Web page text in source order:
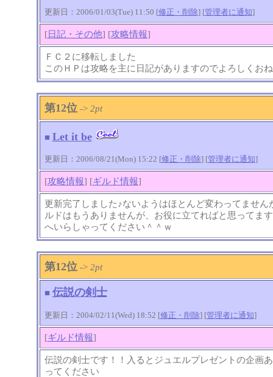
更新日：2006/01/03(Tue) 11:50 [修正・削除] [管理者に通知]
[日記・その他] [攻略情報]
ＦＣ２に移転しました
このＨＰは攻略を主に日記がありますのでよろしくお
第12位 -> 2pt
■ Let it be
更新日：2006/08/21(Mon) 15:22 [修正・削除] [管理者に通知]
[攻略情報] [ギルド情報]
更新完了しました♪ないようはほとんど変わってませ
ルドはもうありませんが、お役に立てればと思ってま
へいらしゃってください＾＾ｗ
第12位 -> 2pt
■ 伝説の剣士
更新日：2004/02/11(Wed) 18:52 [修正・削除] [管理者に通知]
[ギルド情報]
伝説の剣士です！！入るとジュエルプレゼントの企画
ってください